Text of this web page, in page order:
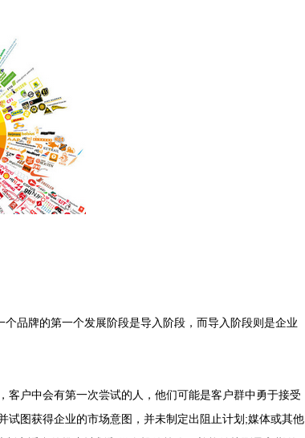
品牌的第一个发展阶段是导入阶段，而导入阶段则是企业
户中会有第一次尝试的人，他们可能是客户群中勇于接受
试图获得企业的市场意图，并未制定出阻止计划;媒体或其他